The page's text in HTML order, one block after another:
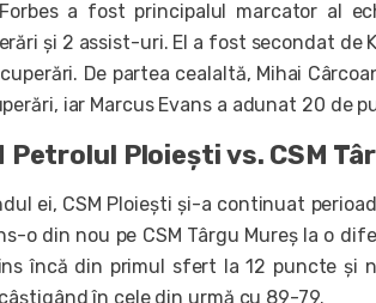
a fost principalul marcator al
și 2 assist-uri. El a fost secondat de
De partea cealaltă, Mihai
iar Marcus Evans a adunat 20 de
Petrolul Ploiești vs. CSM
ei, CSM Ploiești și-a continuat
o din nou pe CSM Târgu Mureș la o
încă din primul sfert la 12 puncte și
în cele din urmă cu 89-79.